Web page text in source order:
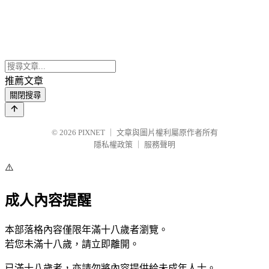
推薦文章
關閉搜尋
© 2026 PIXNET
文章與圖片權利屬原作者所有
隱私權政策
服務聲明
⚠️
成人內容提醒
本部落格內容僅限年滿十八歲者瀏覽。
若您未滿十八歲，請立即離開。